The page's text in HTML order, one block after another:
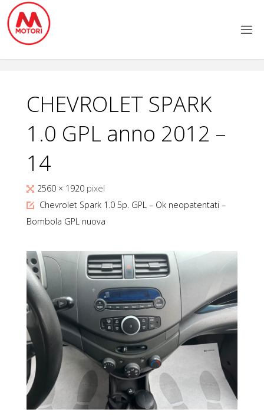
Salta
contenuto
CHEVROLET SPARK
1.0 GPL anno 2012 –
14
Tutta
larghezza
2560 × 1920 pixel
Chevrolet Spark 1.0 5p. GPL – Ok neopatentati –
Bombola GPL nuova